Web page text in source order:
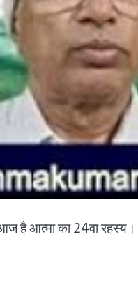
है आत्मा का 24वा रहस्य।